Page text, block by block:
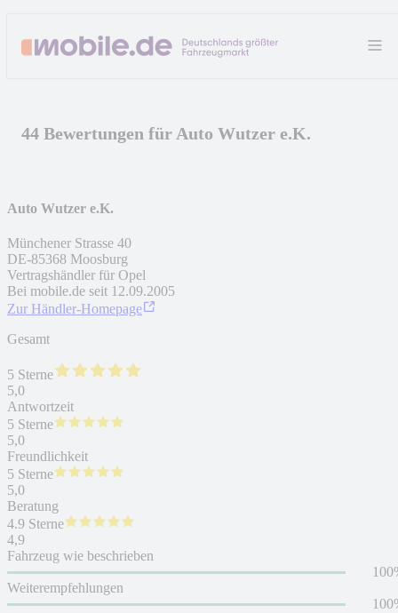
44 Bewertungen für Auto Wutzer e.K.
Auto Wutzer e.K.
Münchener Strasse 40
DE-85368 Moosburg
Vertragshändler für Opel
Bei mobile.de seit 12.09.2005
Zur Händler-Homepage
Gesamt
5 Sterne
5,0
Antwortzeit
5 Sterne
5,0
Freundlichkeit
5 Sterne
5,0
Beratung
4.9 Sterne
4,9
Fahrzeug wie beschrieben
Weiterempfehlungen